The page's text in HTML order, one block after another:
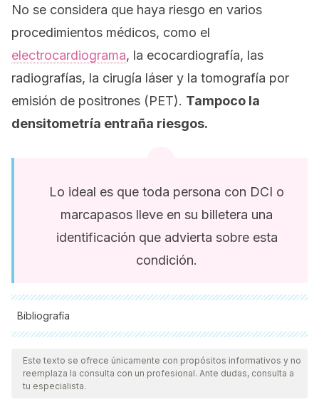
No se considera que haya riesgo en varios
procedimientos médicos, como el
electrocardiograma, la ecocardiografía, las
radiografías, la cirugía láser y la tomografía por
emisión de positrones (PET). Tampoco la
densitometría entraña riesgos.
Lo ideal es que toda persona con DCI o
marcapasos lleve en su billetera una
identificación que advierta sobre esta
condición.
Bibliografía
Todas las fuentes citadas fueron revisadas a profundidad por
nuestro equipo, para asegurar su calidad, confiabilidad,
vigencia y validez.La bibliografía de este artículo fue
Este texto se ofrece únicamente con propósitos informativos y no
reemplaza la consulta con un profesional. Ante dudas, consulta a
tu especialista.